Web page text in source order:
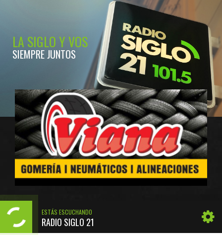
LA SIGLO Y VOS
SIEMPRE JUNTOS
ESTÁS ESCUCHANDO
RADIO SIGLO 21